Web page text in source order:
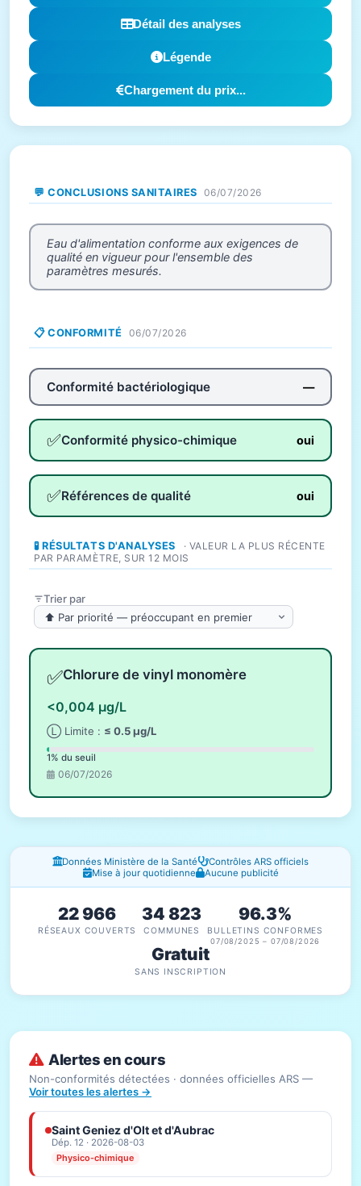
Détail des analyses
Légende
Chargement du prix...
💬 CONCLUSIONS SANITAIRES 06/07/2026
Eau d'alimentation conforme aux exigences de
qualité en vigueur pour l'ensemble des
paramètres mesurés.
📋 CONFORMITÉ 06/07/2026
Conformité bactériologique —
✅Conformité physico-chimique oui
✅Références de qualité oui
🧪 RÉSULTATS D'ANALYSES
· VALEUR LA PLUS RÉCENTE
PAR PARAMÈTRE, SUR 12 MOIS
Trier par
✅Chlorure de vinyl monomère
<0,004 µg/L
Ⓛ Limite : ≤ 0.5 µg/L
1% du seuil
06/07/2026
Fenêtres d'information
Données Ministère de la Santé
Contrôles ARS officiels
Mise à jour quotidienne
Aucune publicité
22 966
RÉSEAUX COUVERTS
34 823
COMMUNES
96.3%
BULLETINS CONFORMES
07/08/2025 – 07/08/2026
Gratuit
SANS INSCRIPTION
Alertes en cours
Non-conformités détectées · données officielles ARS —
Voir toutes les alertes →
Saint Geniez d'Olt et d'Aubrac
Dép. 12 · 2026-08-03
Physico-chimique